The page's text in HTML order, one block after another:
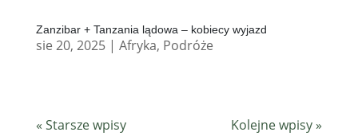
Zanzibar + Tanzania lądowa – kobiecy wyjazd
sie 20, 2025| Afryka, Podróże
« Starsze wpisy Kolejne wpisy »